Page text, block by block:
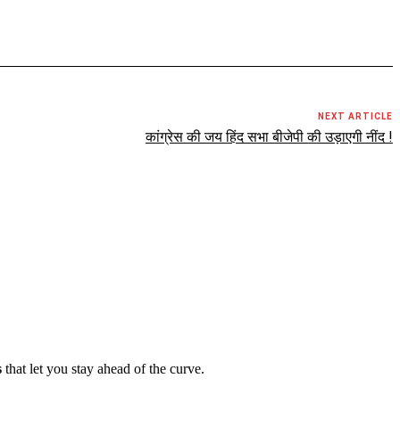
NEXT ARTICLE
कांग्रेस की जय हिंद सभा बीजेपी की उड़ाएगी नींद !
that let you stay ahead of the curve.